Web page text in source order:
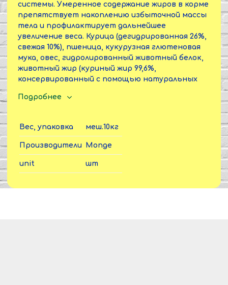
системы. Умеренное содержание жиров в корме
препятствует накоплению избыточной массы
тела и профилактирует дальнейшее
увеличение веса. Курица (дегидрированная 26%,
свежая 10%), пшеница, кукурузная глютеновая
мука, овес, гидролированный животный белок,
животный жир (куриный жир 99,6%,
консервированный с помощью натуральных
волокна, яичный порошок (с высоким
(дегидрированный лосось), рыбий жир (масло
лосося), таурин, КОС (ксилоолигосахариды 3г/
кг),гидрализованные дрожжи (МОС), юкка
Шидигера.
Подробнее
Вес, упаковка меш.10кг
Производители Monge
unit шт